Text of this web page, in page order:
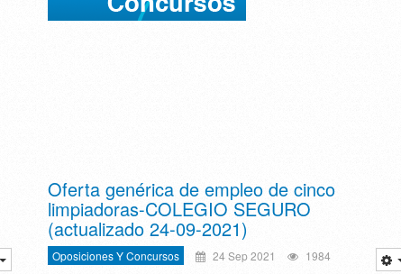
Oferta genérica de empleo de cinco
limpiadoras-COLEGIO SEGURO
(actualizado 24-09-2021)
Oposiciones Y Concursos 24 Sep 2021 1984